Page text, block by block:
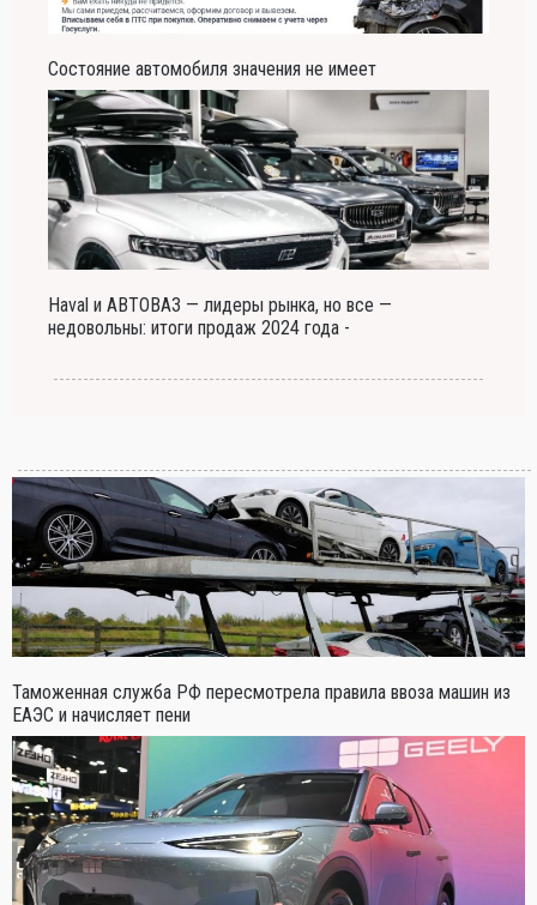
Состояние автомобиля значения не имеет
Haval и АВТОВАЗ — лидеры рынка, но все —
недовольны: итоги продаж 2024 года -
Таможенная служба РФ пересмотрела правила ввоза машин из
ЕАЭС и начисляет пени